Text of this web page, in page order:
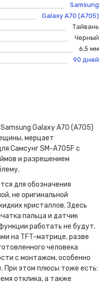
Samsung
Galaxy A70 (A705)
Тайвань
Черный
6,5 мм
90 дней
Galaxy A70 (A705)
мерцает
Самсунг SM-A705F с
и разрешением
для обозначения
не оригинальной
кристаллов. Здесь
пальца и датчик
работать не будут.
на TFT-матрице, разве
человека
с монтажом, особенно
При этом плюсы тоже есть:
отклика, а также